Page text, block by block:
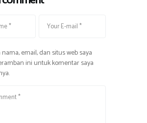
email, dan situs web saya
ini untuk komentar saya